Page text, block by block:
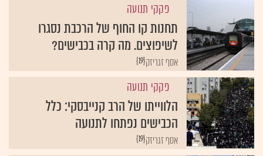
פקקי תנועה
תחנות קו החוף של הרכבת נסגרו
לשיפוצים. מה קרה בכבישים?
{19}אסף זגריזק
פקקי תנועה
הלווייתו של הרב קנייבסקי: כלל
הכבישים נפתחו לתנועה
{19}אסף זגריזק